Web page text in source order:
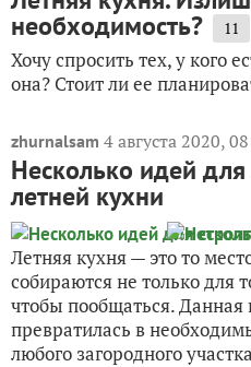
необходимость? 11
Хочу спросить тех, у кого
она? Стоит ли ее
zhurnalsam 4 августа 2020,
Несколько идей для
летней кухни
Летняя кухня — это то
собираются не только для
чтобы пообщаться. Данная
превратилась в
любого загородного